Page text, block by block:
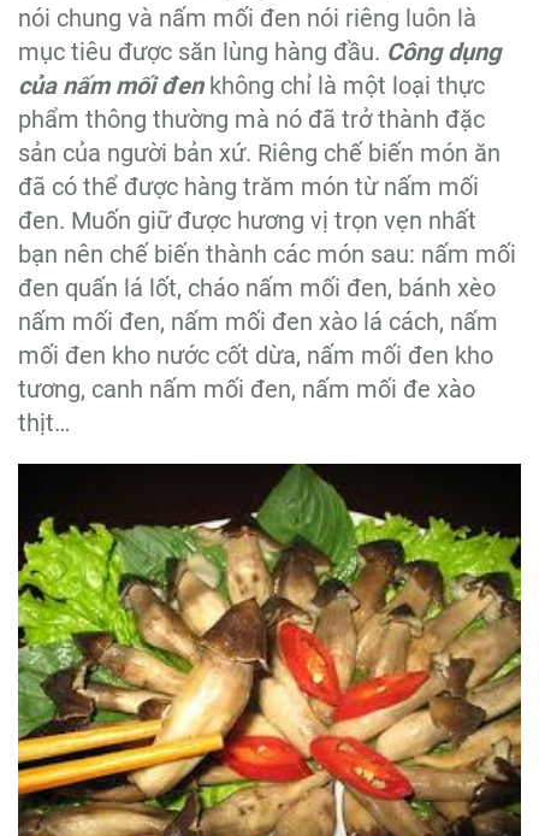
nói chung và nấm mối đen nói riêng luôn là
mục tiêu được săn lùng hàng đầu. Công dụng
của nấm mối đenkhông chỉ là một loại thực
phẩm thông thường mà nó đã trở thành đặc
sản của người bản xứ. Riêng chế biến món ăn
đã có thể được hàng trăm món từ nấm mối
đen. Muốn giữ được hương vị trọn vẹn nhất
bạn nên chế biến thành các món sau: nấm mối
đen quấn lá lốt, cháo nấm mối đen, bánh xèo
nấm mối đen, nấm mối đen xào lá cách, nấm
mối đen kho nước cốt dừa, nấm mối đen kho
tương, canh nấm mối đen, nấm mối đe xào
thịt…